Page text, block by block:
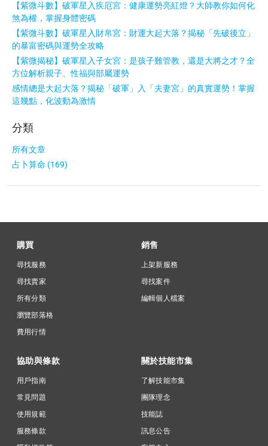
【紫微斗數】破軍星入疾厄宮：健康運勢亮紅燈？大師教你如何化
煞為權，掌握身體密碼
【紫微斗數】破軍星入財帛宮：財運大起大落？揭秘「先破後立」
的暴富密碼與運勢全攻略
【紫微揭秘】破軍星入子女宮：是孩子難管教，還是大將之才？全
方位解析親子、性福與部屬運勢
感情總是大起大落？揭秘「破軍」入「夫妻宮」的真實運勢！掌握
這幾點，化波動為激情
分類
所有文章
占卜算命 (169)
購買
尋找服務
尋找賣家
所有分類
瀏覽部落格
費用行情
銷售
上架新服務
尋找案件
編輯個人檔案
協助與條款
用戶指南
常見問題
使用規範
服務條款
關於技能市集
了解技能市集
團隊理念
技能誌
訊息公告